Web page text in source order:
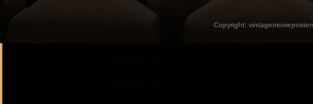
Copyright: